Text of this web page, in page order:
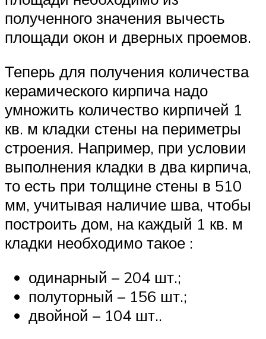
полученного значения вычесть
площади окон и дверных проемов.
Теперь для получения количества
керамического кирпича надо
умножить количество кирпичей 1
кв. м кладки стены на периметры
строения. Например, при условии
выполнения кладки в два кирпича,
то есть при толщине стены в 510
мм, учитывая наличие шва, чтобы
построить дом, на каждый 1 кв. м
кладки необходимо такое :
одинарный – 204 шт.;
полуторный – 156 шт.;
двойной – 104 шт..